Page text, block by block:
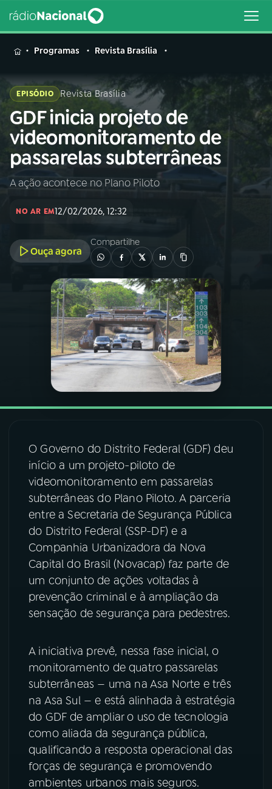
MENU
Buscar
na
Rádio
Nacional
Buscar
AO VIVO
02A RÁDIO
PROGRAMAÇÃO
PROGRAMAS
PODCASTS
07ÚLTIMAS
08FESTIVAL DE MÚSICA
ACOMPANHE A RÁDIO NACIONAL
YouTube Facebook
Instagram X
Programas Revista Brasília
EPISÓDIO Revista Brasília
GDF inicia projeto de
videomonitoramento de
passarelas subterrâneas
A ação acontece no Plano Piloto
NO AR EM12/02/2026, 12:32
Ouça agora
Compartilhe
O Governo do Distrito Federal (GDF) deu
início a um projeto-piloto de
videomonitoramento em passarelas
subterrâneas do Plano Piloto. A parceria
entre a Secretaria de Segurança Pública
do Distrito Federal (SSP-DF) e a
Companhia Urbanizadora da Nova
Capital do Brasil (Novacap) faz parte de
um conjunto de ações voltadas à
prevenção criminal e à ampliação da
sensação de segurança para pedestres.
A iniciativa prevê, nessa fase inicial, o
monitoramento de quatro passarelas
subterrâneas — uma na Asa Norte e três
na Asa Sul — e está alinhada à estratégia
do GDF de ampliar o uso de tecnologia
como aliada da segurança pública,
qualificando a resposta operacional das
forças de segurança e promovendo
ambientes urbanos mais seguros.